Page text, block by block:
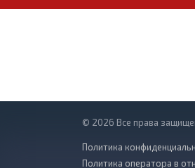
© 2026 Все права
Политика
Политика оператора в